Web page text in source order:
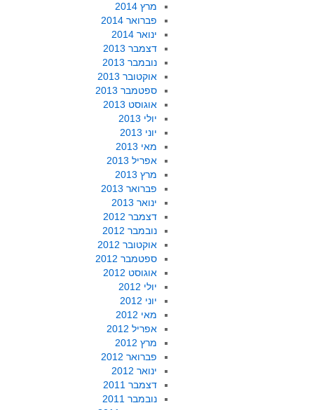
מרץ 2014
פברואר 2014
ינואר 2014
דצמבר 2013
נובמבר 2013
אוקטובר 2013
ספטמבר 2013
אוגוסט 2013
יולי 2013
יוני 2013
מאי 2013
אפריל 2013
מרץ 2013
פברואר 2013
ינואר 2013
דצמבר 2012
נובמבר 2012
אוקטובר 2012
ספטמבר 2012
אוגוסט 2012
יולי 2012
יוני 2012
מאי 2012
אפריל 2012
מרץ 2012
פברואר 2012
ינואר 2012
דצמבר 2011
נובמבר 2011